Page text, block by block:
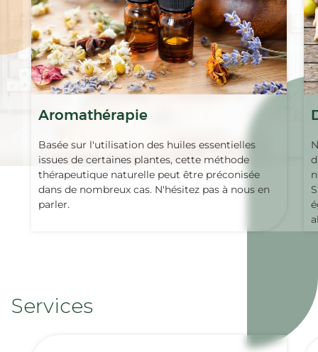
Aromathérapie
Basée sur l'utilisation des huiles essentielles
issues de certaines plantes, cette méthode
thérapeutique naturelle peut être préconisée
dans de nombreux cas. N'hésitez pas à nous en
parler.
Services